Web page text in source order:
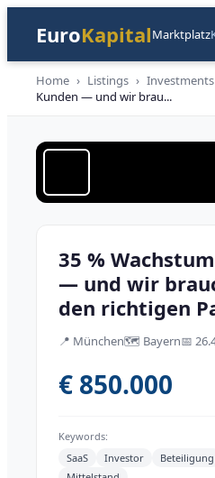
EuroKapitalMarktplatz
Home › Listings › Investments
Kunden — und wir brau...
‹
35 %
— und wir
den richtigen
📍 München🗺️ Bayern📅
€ 850.000
Keywords:
SaaS
Investor Beteiligung